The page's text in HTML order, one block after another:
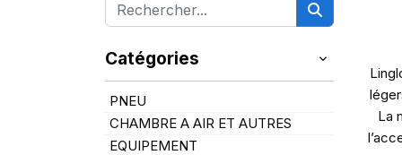
Catégories
PNEU
CHAMBRE A AIR ET AUTRES
EQUIPEMENT
La